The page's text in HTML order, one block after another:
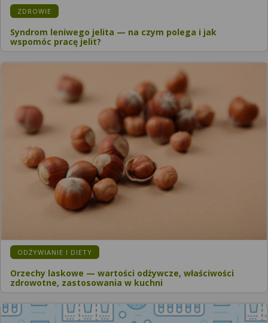
ZDROWIE
Syndrom leniwego jelita — na czym polega i jak
wspomóc pracę jelit?
ODŻYWIANIE I DIETY
Orzechy laskowe — wartości odżywcze, właściwości
zdrowotne, zastosowania w kuchni